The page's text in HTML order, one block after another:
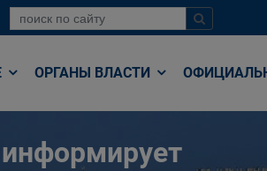
ОРГАНЫ ВЛАСТИ